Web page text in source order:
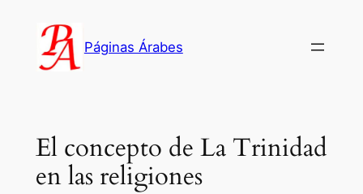
contenido
Páginas Árabes
El concepto de La Trinidad
en las religiones